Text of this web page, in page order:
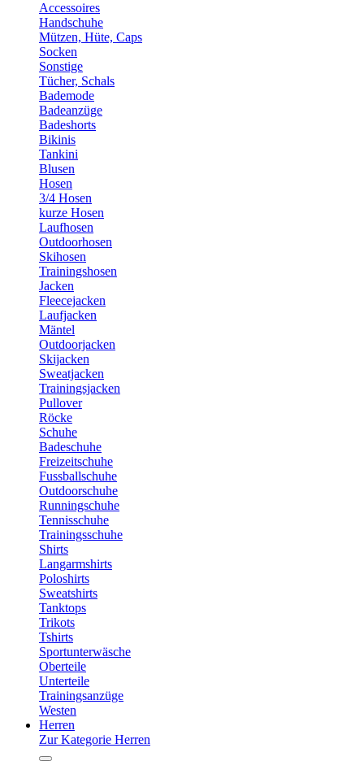
Accessoires
Handschuhe
Mützen, Hüte, Caps
Socken
Sonstige
Tücher, Schals
Bademode
Badeanzüge
Badeshorts
Bikinis
Tankini
Blusen
Hosen
3/4 Hosen
kurze Hosen
Laufhosen
Outdoorhosen
Skihosen
Trainingshosen
Jacken
Fleecejacken
Laufjacken
Mäntel
Outdoorjacken
Skijacken
Sweatjacken
Trainingsjacken
Pullover
Röcke
Schuhe
Badeschuhe
Freizeitschuhe
Fussballschuhe
Outdoorschuhe
Runningschuhe
Tennisschuhe
Trainingsschuhe
Shirts
Langarmshirts
Poloshirts
Sweatshirts
Tanktops
Trikots
Tshirts
Sportunterwäsche
Oberteile
Unterteile
Trainingsanzüge
Westen
Herren
Zur Kategorie Herren